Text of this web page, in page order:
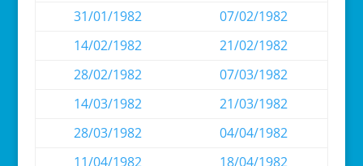
31/01/1982
07/02/1982
14/02/1982
21/02/1982
28/02/1982
07/03/1982
14/03/1982
21/03/1982
28/03/1982
04/04/1982
11/04/1982
18/04/1982